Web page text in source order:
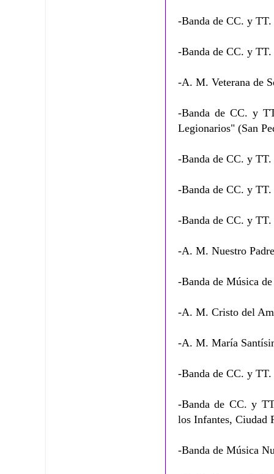
-Banda de CC. y TT.
-Banda de CC. y TT.
-A. M. Veterana de
-Banda de CC. y
Legionarios" (San
-Banda de CC. y
-Banda de CC. y TT.
-Banda de CC. y
-A. M. Nuestro
-Banda de Música
-A. M. Cristo del
-A. M. María
-Banda de CC. y
-Banda de CC. y
los Infantes, Ciudad
-Banda de Música